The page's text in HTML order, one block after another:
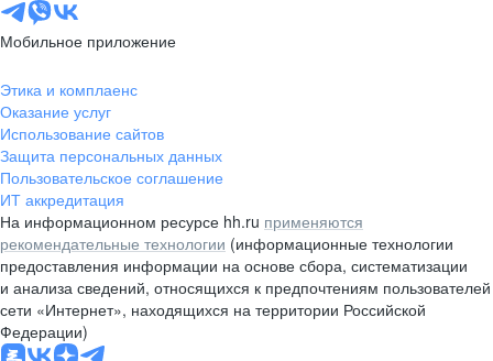
Мобильное приложение
Этика и комплаенс
Оказание услуг
Использование сайтов
Защита персональных данных
Пользовательское соглашение
ИТ аккредитация
На информационном ресурсе hh.ru применяются
рекомендательные технологии (информационные технологии
предоставления информации на основе сбора, систематизации
и анализа сведений, относящихся к предпочтениям пользователей
сети «Интернет», находящихся на территории Российской
Федерации)